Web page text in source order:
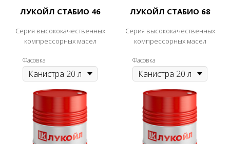
ЛУКОЙЛ СТАБИО 46
Серия высококачественных
компрессорных масел
Фасовка
ЛУКОЙЛ СТАБИО 68
Серия высококачественных
компрессорных масел
Фасовка